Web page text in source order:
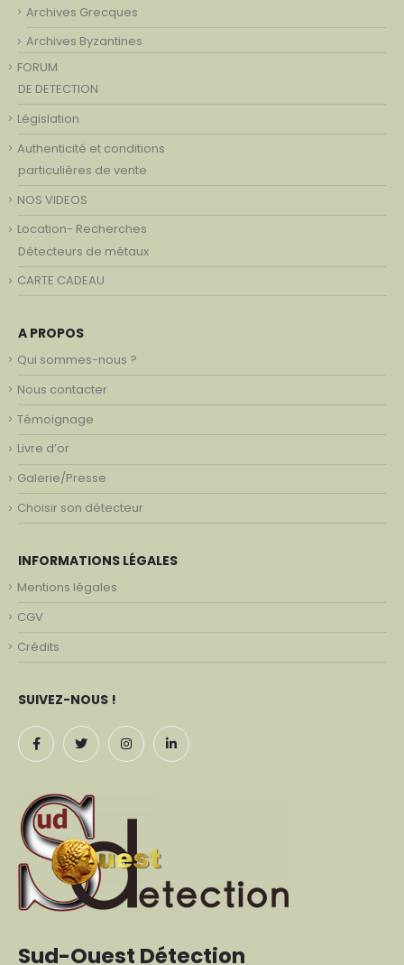
Archives Grecques
Archives Byzantines
FORUM
DE DETECTION
Législation
Authenticité et conditions
particulières de vente
NOS VIDEOS
Location- Recherches
Détecteurs de métaux
CARTE CADEAU
A PROPOS
Qui sommes-nous ?
Nous contacter
Témoignage
Livre d’or
Galerie/Presse
Choisir son détecteur
INFORMATIONS LÉGALES
Mentions légales
CGV
Crédits
SUIVEZ-NOUS !
Sud-Ouest Détection